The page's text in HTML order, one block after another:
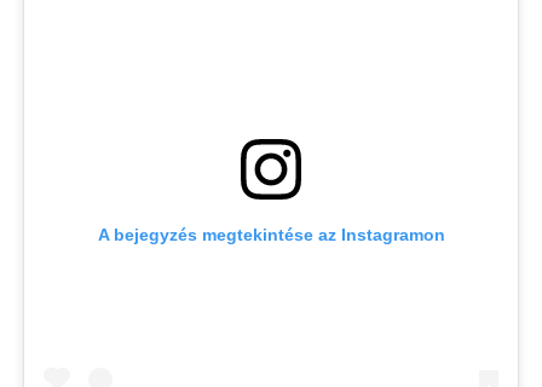
A bejegyzés megtekintése az Instagramon